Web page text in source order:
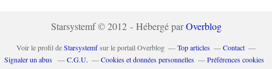
Starsystemf © 2012 - Hébergé parOverblog
Voir le profil deStarsystemfsur le portail Overblog Top articles
Contact
Signaler un abus
C.G.U. Cookies et données personnelles Préférences cookies